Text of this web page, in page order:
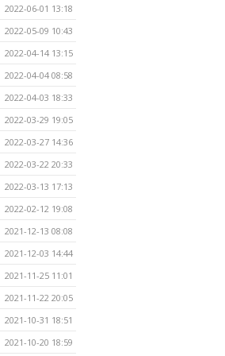
2022-06-01 13:18
2022-05-09 10:43
2022-04-14 13:15
2022-04-04 08:58
2022-04-03 18:33
2022-03-29 19:05
2022-03-27 14:36
2022-03-22 20:33
2022-03-13 17:13
2022-02-12 19:08
2021-12-13 08:08
2021-12-03 14:44
2021-11-25 11:01
2021-11-22 20:05
2021-10-31 18:51
2021-10-20 18:59